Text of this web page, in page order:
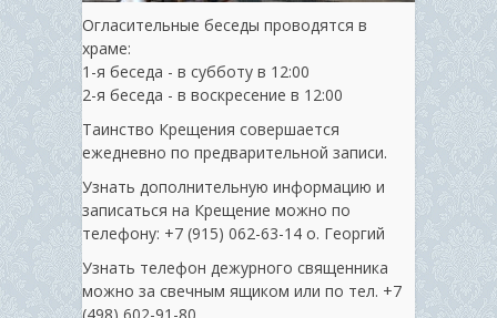
Огласительные беседы проводятся в
храме:
1-я беседа - в субботу в 12:00
2-я беседа - в воскресение в 12:00
Таинство Крещения совершается
ежедневно по предварительной записи.
Узнать дополнительную информацию и
записаться на Крещение можно по
телефону: +7 (915) 062-63-14 о. Георгий
Узнать телефон дежурного священника
можно за свечным ящиком или по тел. ‭+7